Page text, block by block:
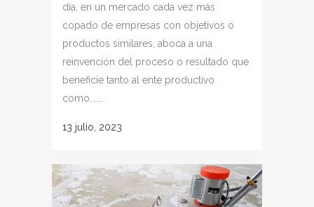
día, en un mercado cada vez más
copado de empresas con objetivos o
productos similares, aboca a una
reinvención del proceso o resultado que
beneficie tanto al ente productivo
como......
13 julio, 2023